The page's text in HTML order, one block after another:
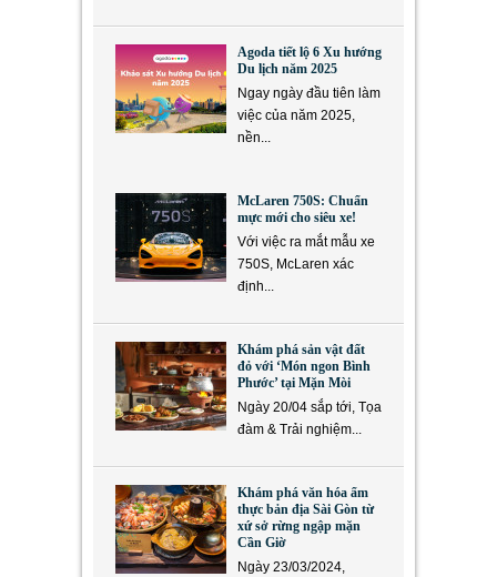
Agoda tiết lộ 6 Xu hướng
Du lịch năm 2025
Ngay ngày đầu tiên làm
việc của năm 2025,
nền...
McLaren 750S: Chuẩn
mực mới cho siêu xe!
Với việc ra mắt mẫu xe
750S, McLaren xác
định...
Khám phá sản vật đất
đỏ với ‘Món ngon Bình
Phước’ tại Mặn Mòi
Ngày 20/04 sắp tới, Tọa
đàm & Trải nghiệm...
Khám phá văn hóa ẩm
thực bản địa Sài Gòn từ
xứ sở rừng ngập mặn
Cần Giờ
Ngày 23/03/2024,